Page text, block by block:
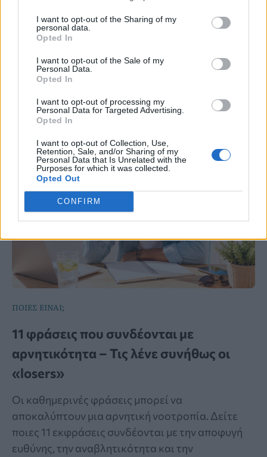
I want to opt-out of the Sharing of my
personal data.
Opted In
I want to opt-out of the Sale of my
Personal Data.
Opted In
I want to opt-out of processing my
Personal Data for Targeted Advertising.
Opted In
I want to opt-out of Collection, Use,
Retention, Sale, and/or Sharing of my
Personal Data that Is Unrelated with the
Purposes for which it was collected.
Opted Out
CONFIRM
Just in
ΠΟΙΕΣ ΕΙΝΑΙ;
11 φράσεις που συνδέονται με
αρνητικότητα – Τις λένε συνήθως οι
«losers»
Οι καθημερινές φράσεις μπορεί να
αποκαλύπτουν μια αρνητική νοοτροπία. Δείτε
ποιες 11 εκφράσεις συνδέονται με την αποφυγή
ευθύνης, την αναβλητικότητα και την